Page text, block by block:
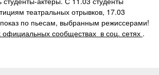
театральных отрывков, 17.03
по пьесам, выбранным режиссерами!
официальных сообществах в соц. сетях .